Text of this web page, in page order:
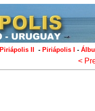
Piriápolis II - Piriápolis I -
<